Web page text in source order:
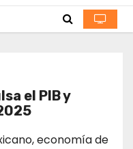
el PIB y
,economía de